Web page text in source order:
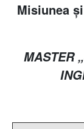
Misiunea
MASTER